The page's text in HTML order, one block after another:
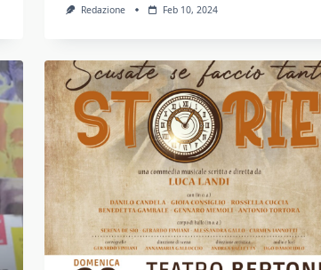
Redazione Feb 10, 2024